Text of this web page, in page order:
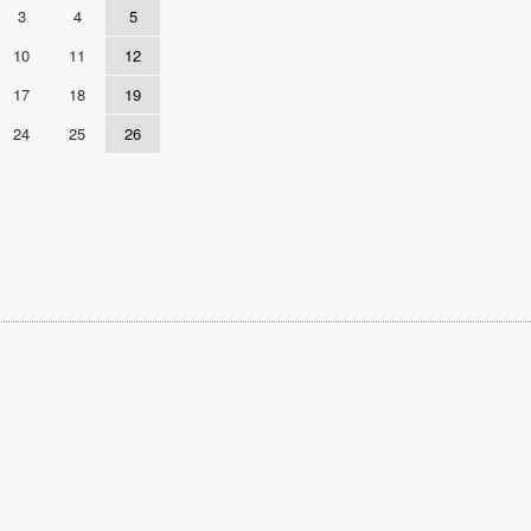
3 4
5
10 11
12
17 18
19
24 25
26